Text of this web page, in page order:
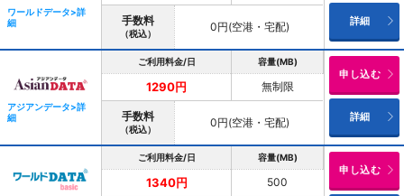
ワールドデータ>詳
細
手数料
（税込） 0円(空港・宅配) 詳細
アジアンデータ>詳
細
ご利用料金/日 容量(MB)
1290円 無制限
手数料
（税込） 0円(空港・宅配)
申し込む
詳細
ご利用料金/日 容量(MB)
1340円 500
申し込む